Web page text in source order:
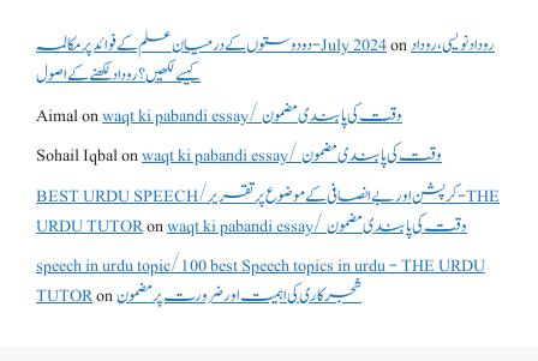
دو دوستوں کے درمیان علم کے فوائد پر مکالمہ - July 2024onروداد نویسی ،روداد
کیسے لکھیں؟ روداد لکھنے کے اصول
Aimalon
waqt ki pabandi essay/ وقت کی پابندی مضمون
Sohail Iqbalon
waqt ki pabandi essay/ وقت کی پابندی مضمون
BEST URDU SPEECH/کرپشن اور بے انصافی کے موضوع پر تقریر - THE
URDU TUTORon
waqt ki pabandi essay/ وقت کی پابندی مضمون
speech in urdu topic/100 best Speech topics in urdu - THE URDU
TUTORonشجرکاری کی اہمیت اور ضرورت پر مضمون